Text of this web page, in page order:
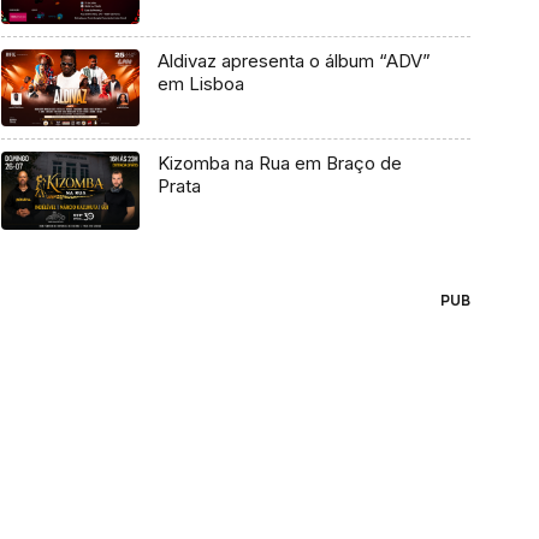
Aldivaz apresenta o álbum “ADV”
em Lisboa
Kizomba na Rua em Braço de
Prata
PUB